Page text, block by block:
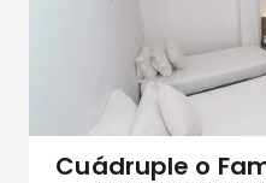
Cuádruple o